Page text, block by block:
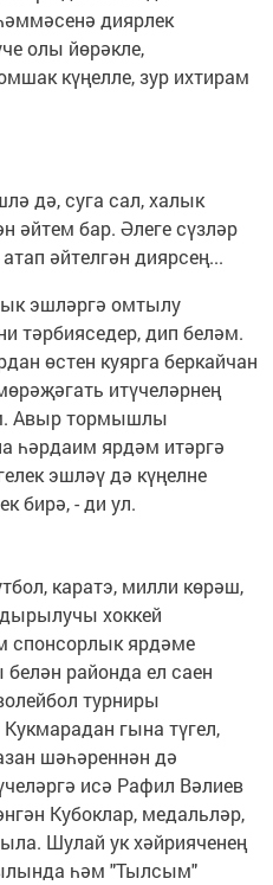
диярлек
олы йөрәкле,
күңелле, зур ихтирам
дә, суга сал, халык
әйтем бар. Әлеге сүзләр
әйтелгән диярсең...
эшләргә омтылу
тәрбияседер, дип беләм.
өстен куярга беркайчан
итүчеләрнең
Авыр тормышлы
һәрдаим ярдәм итәргә
эшләү дә күңелне
бирә, - ди ул.
каратэ, милли көрәш,
хоккей
спонсорлык ярдәме
районда ел саен
турниры
гына түгел,
шәһәреннән дә
исә Рафил Вәлиев
Кубоклар, медальләр,
Шулай ук хәйрияченең
һәм "Тылсым"